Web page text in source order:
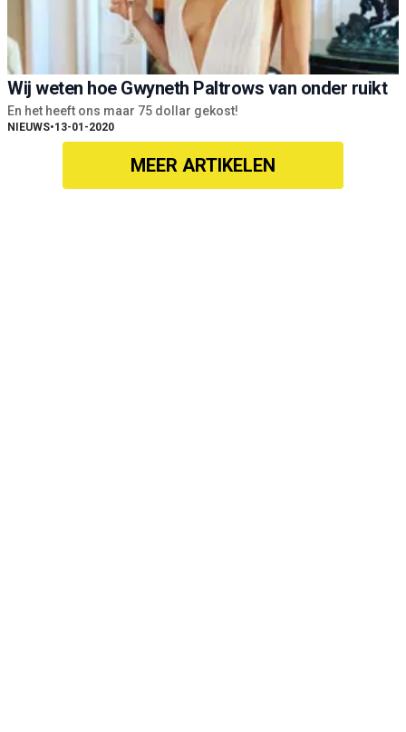
Wij weten hoe Gwyneth Paltrows van onder ruikt
En het heeft ons maar 75 dollar gekost!
NIEUWS•13-01-2020
MEER ARTIKELEN